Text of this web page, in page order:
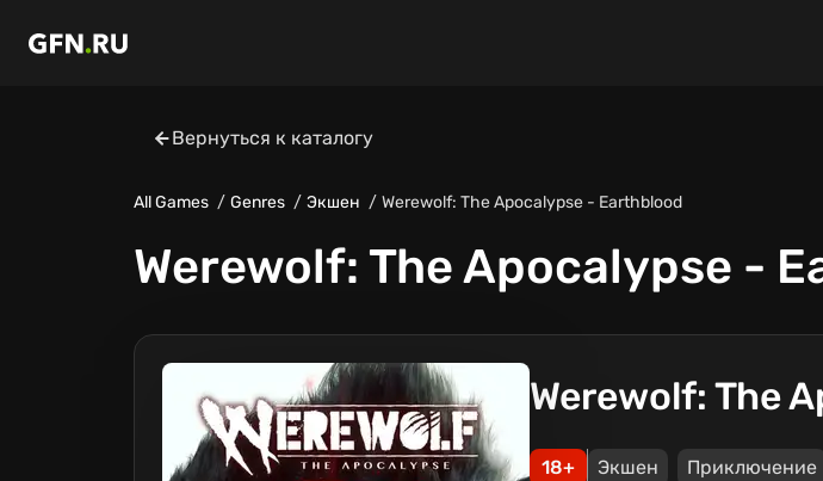
Вернуться к каталогу
All Games Genres Экшен Werewolf: The Apocalypse - Earthblood
Werewolf: The Apocalypse -
Werewolf: The
18+ Экшен Приключение